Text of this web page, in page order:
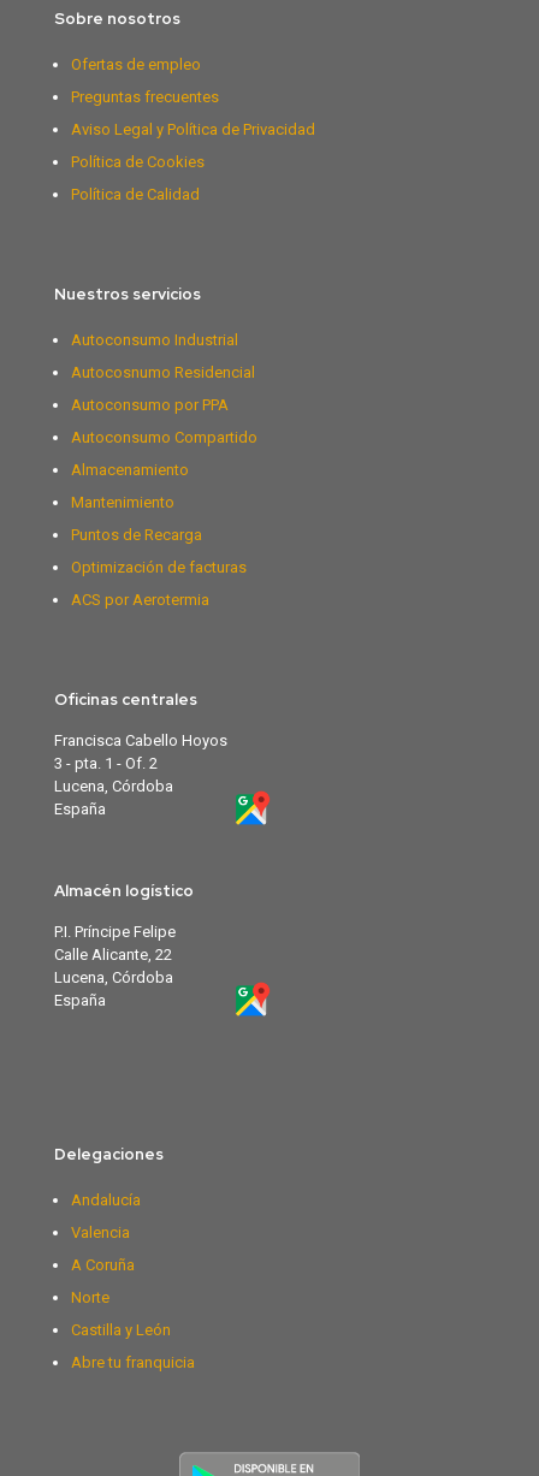
Sobre nosotros
Ofertas de empleo
Preguntas frecuentes
Aviso Legal y Política de Privacidad
Política de Cookies
Política de Calidad
Nuestros servicios
Autoconsumo Industrial
Autocosnumo Residencial
Autoconsumo por PPA
Autoconsumo Compartido
Almacenamiento
Mantenimiento
Puntos de Recarga
Optimización de facturas
ACS por Aerotermia
Oficinas centrales
Francisca Cabello Hoyos
3 - pta. 1 - Of. 2
Lucena, Córdoba
España
Almacén logístico
P.I. Príncipe Felipe
Calle Alicante, 22
Lucena, Córdoba
España
Delegaciones
Andalucía
Valencia
A Coruña
Norte
Castilla y León
Abre tu franquicia